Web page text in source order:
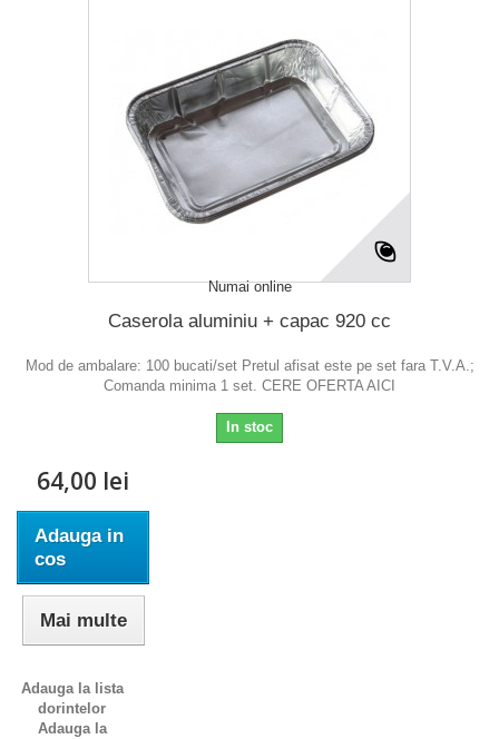
Numai online
Caserola aluminiu + capac 920 cc
Mod de ambalare: 100 bucati/set Pretul afisat este pe set fara T.V.A.;
Comanda minima 1 set. CERE OFERTA AICI
In stoc
64,00 lei
Adauga in
cos
Mai multe
Adauga la lista
dorintelor
Adauga la